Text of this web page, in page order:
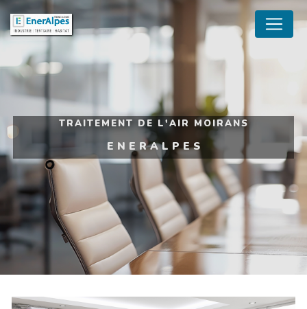
TRAITEMENT DE L'AIR MOIRANS
ENERALPES
Panneau de gestion des cookies